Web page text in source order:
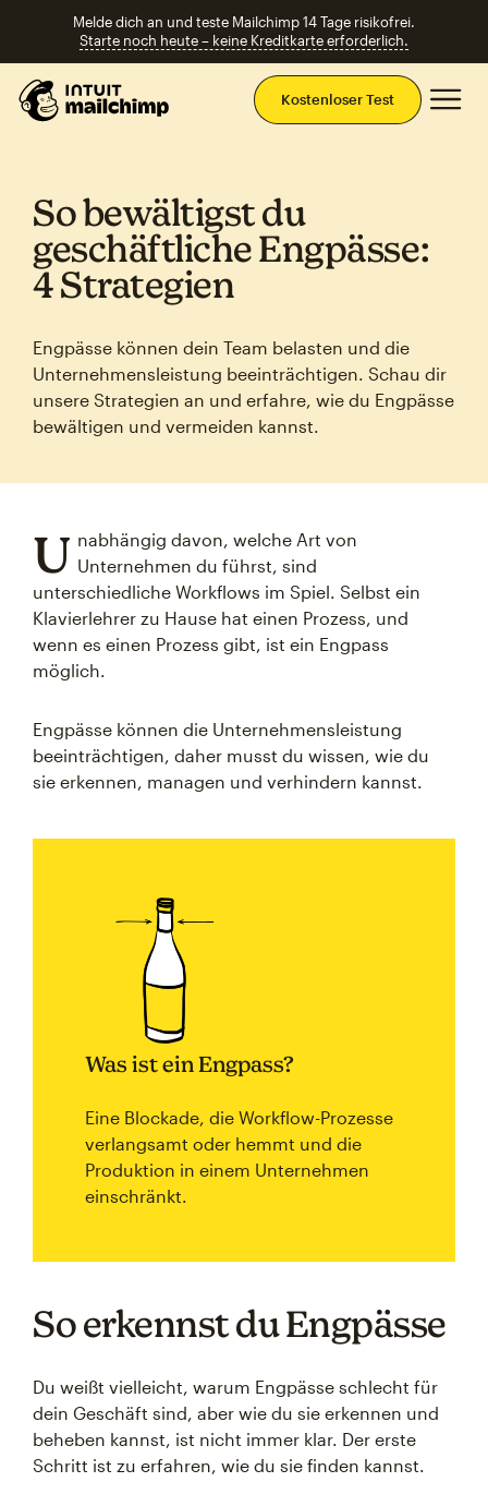
Melde dich an und teste Mailchimp 14 Tage risikofrei.
Starte noch heute – keine Kreditkarte erforderlich.
Kostenloser Test
So bewältigst du
geschäftliche Engpässe:
4 Strategien
Engpässe können dein Team belasten und die
Unternehmensleistung beeinträchtigen. Schau dir
unsere Strategien an und erfahre, wie du Engpässe
bewältigen und vermeiden kannst.
U nabhängig davon, welche Art von
Unternehmen du führst, sind
unterschiedliche Workflows im Spiel. Selbst ein
Klavierlehrer zu Hause hat einen Prozess, und
wenn es einen Prozess gibt, ist ein Engpass
möglich.
Engpässe können die Unternehmensleistung
beeinträchtigen, daher musst du wissen, wie du
sie erkennen, managen und verhindern kannst.
Was ist ein Engpass?
Eine Blockade, die Workflow-Prozesse
verlangsamt oder hemmt und die
Produktion in einem Unternehmen
einschränkt.
So erkennst du Engpässe
Du weißt vielleicht, warum Engpässe schlecht für
dein Geschäft sind, aber wie du sie erkennen und
beheben kannst, ist nicht immer klar. Der erste
Schritt ist zu erfahren, wie du sie finden kannst.